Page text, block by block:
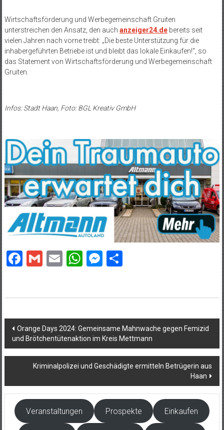
Wirtschaftsförderung und Werbegemeinschaft Gruiten
unterstreichen den Ansatz, den auch anzeiger24.debereits seit
vielen Jahren nach vorne treibt: „Die beste Unterstützung für die
inhabergeführten Betriebe ist und bleibt das lokale Einkaufen!“, so
das Statement von Wirtschaftsförderung und Werbegemeinschaft
Gruiten.
Infos: Stadt Haan, Foto: BGL Kreativ GmbH
Facebook
GmailEmailWhatsApp
Messenger
Beitragsnavigation
Orange Days 2024: Gemeinsame Mahnwache gegen Femizid
und Brötchentütenaktion im Kreis Mettmann
Kriminalpolizei und Geschädigte ermitteln Betrügerin aus
Haan
Veranstaltungen Prospekte Einkaufen